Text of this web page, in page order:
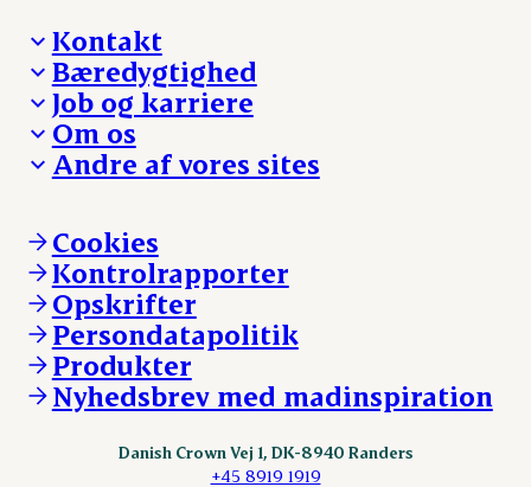
Kontakt
Besøg Danish Crown
Presse og nyheder
Reklamationer
Whistleblower
Øvrige henvendelser
Bæredygtighed
Fra jord til bord
Hverdagen
Ansvarlighed og nøgletal
Job og karriere
Arbejd med os
Ledige stillinger
Om os
Hvem er vi
Vores resultater
Vores lokationer
Kontakt
Andre af vores sites
Andelsejere - kreatur
Danishcrownprofessional.com
DAT-Schaub.com
ESS-FOOD.com
Fonden Dansk Gastronomi
KLS.se
nordicspoor.com
Scanhide.dk
Cookies
Kontrolrapporter
Opskrifter
Persondatapolitik
Produkter
Nyhedsbrev med madinspiration
Danish Crown Vej 1, DK-8940 Randers
+45 8919 1919